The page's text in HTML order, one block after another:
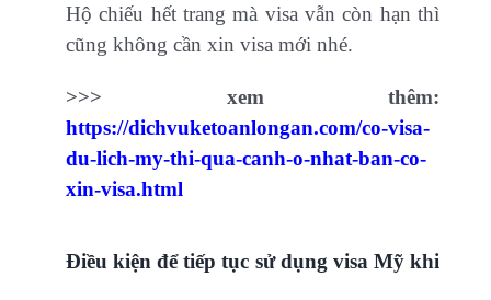
Hộ chiếu hết trang mà visa vẫn còn hạn thì
cũng không cần xin visa mới nhé.
>>> xem thêm:
https://dichvuketoanlongan.com/co-visa-
du-lich-my-thi-qua-canh-o-nhat-ban-co-
xin-visa.html
Điều kiện để tiếp tục sử dụng visa Mỹ khi